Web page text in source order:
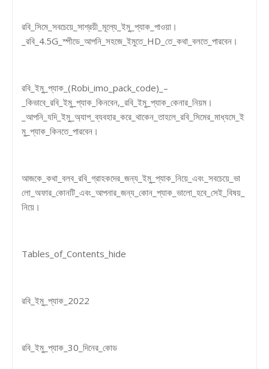
রবি_সিমে_সবচেয়ে_সাশ্রয়ী_মূল্যে_ইমু_প্যাক_পাওয়া।
_রবি_4.5G_স্পীডে_আপনি_সহজে_ইমুতে_HD_তে_কথা_বলতে_পারবেন।
রবি_ইমু_প্যাক_(Robi_imo_pack_code)_–
_কিভাবে_রবি_ইমু_প্যাক_কিনবেন,_রবি_ইমু_প্যাক_কেনার_নিয়ম।
_আপনি_যদি_ইমু_অ্যাপ_ব্যবহার_করে_থাকেন_তাহলে_রবি_সিমের_মাধ্যমে_ই
মু_প্যাক_কিনতে_পারবেন।
আজকে_কথা_বলব_রবি_গ্রাহকদের_জন্য_ইমু_প্যাক_নিয়ে_এবং_সবচেয়ে_ভা
লো_অফার_কোনটি_এবং_আপনার_জন্য_কোন_প্যাক_ভালো_হবে_সেই_বিষয়_
নিয়ে।
Tables_of_Contents_hide
রবি_ইমু_প্যাক_2022
রবি_ইমু_প্যাক_30_দিনের_কোড